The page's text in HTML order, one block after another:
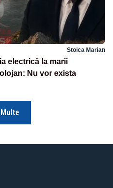
Stoica Marian
electrică la marii
Nu vor exista